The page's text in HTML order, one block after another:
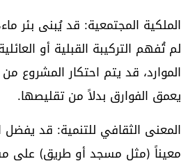
الملكية المجتمعية: قد يُبنى بئر
لم تُفهم التركيبة القبلية أو
الموارد، قد يتم احتكار المشروع
يعمق الفوارق بدلاً من تقليصها.
المعنى الثقافي للتنمية: قد
معيناً (مثل مسجد أو طريق) على